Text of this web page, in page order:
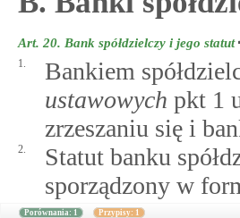
Art. 20. Bank spółdzielczy i jego statut
1.
Bankiem
ustawowych pkt 1
zrzeszaniu się i
2.
Statut banku
sporządzony w
Porównania: 1 Przypisy: 1